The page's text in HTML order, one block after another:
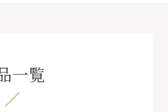
一覧